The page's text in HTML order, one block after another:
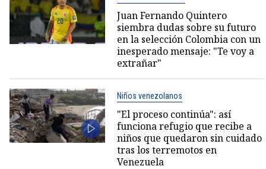
Juan Fernando Quintero
siembra dudas sobre su futuro
en la selección Colombia con un
inesperado mensaje: "Te voy a
extrañar"
Niños venezolanos
"El proceso continúa": así
funciona refugio que recibe a
niños que quedaron sin cuidado
tras los terremotos en
Venezuela